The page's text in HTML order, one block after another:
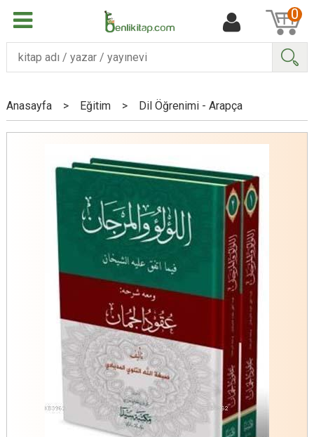
0
Anasayfa > Eğitim > Dil Öğrenimi - Arapça